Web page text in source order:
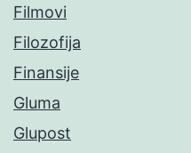
Filmovi
Filozofija
Finansije
Gluma
Glupost